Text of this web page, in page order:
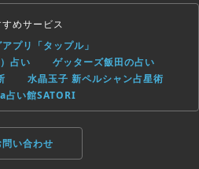
すめサービス
プリ「タップル」
占い
ゲッターズ飯田の占い
水晶玉子 新ペルシャン占星術
占い館SATORI
問い合わせ